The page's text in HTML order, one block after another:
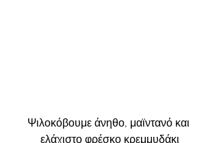
Ψιλοκόβουμε άνηθο, μαϊντανό και
ελάχιστο φρέσκο κρεμμυδάκι